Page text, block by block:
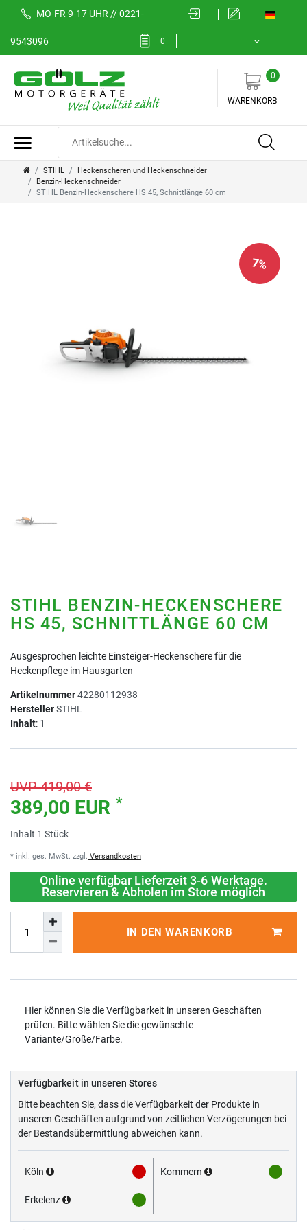
MO-FR 9-17 UHR // 0221-
9543096 0
0
WARENKORB
STIHL
Heckenscheren und Heckenschneider
Benzin-Heckenschneider
STIHL Benzin-Heckenschere HS 45, Schnittlänge 60 cm
7%
STIHL BENZIN-HECKENSCHERE
HS 45, SCHNITTLÄNGE 60 CM
Ausgesprochen leichte Einsteiger-Heckenschere für die
Heckenpflege im Hausgarten
Artikelnummer42280112938
HerstellerSTIHL
Inhalt: 1
UVP 419,00 €
389,00 EUR *
Inhalt 1 Stück
* inkl. ges. MwSt. zzgl. Versandkosten
Online verfügbar Lieferzeit 3-6 Werktage.
Reservieren & Abholen im Store möglich
IN DEN WARENKORB
Hier können Sie die Verfügbarkeit in unseren Geschäften
prüfen. Bitte wählen Sie die gewünschte
Variante/Größe/Farbe.
Verfügbarkeit in unseren Stores
Bitte beachten Sie, dass die Verfügbarkeit der Produkte in
unseren Geschäften aufgrund von zeitlichen Verzögerungen bei
der Bestandsübermittlung abweichen kann.
Köln Kommern
Erkelenz